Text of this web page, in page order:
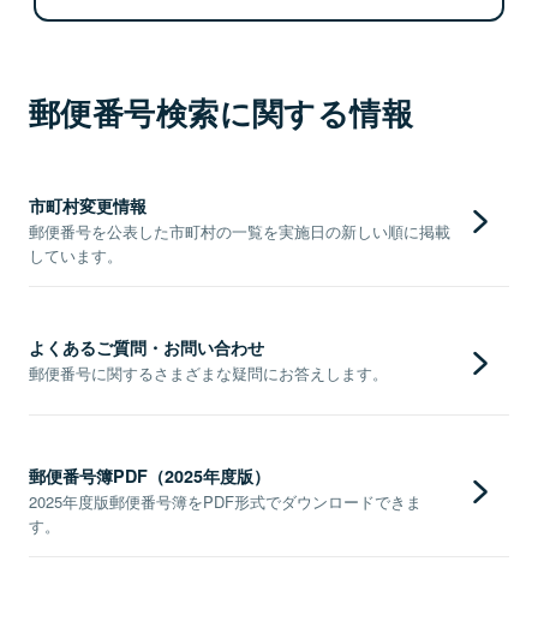
郵便番号検索に関する情報
市町村変更情報
郵便番号を公表した市町村の一覧を実施日の新しい順に掲載
しています。
よくあるご質問・お問い合わせ
郵便番号に関するさまざまな疑問にお答えします。
郵便番号簿PDF（2025年度版）
2025年度版郵便番号簿をPDF形式でダウンロードできま
す。